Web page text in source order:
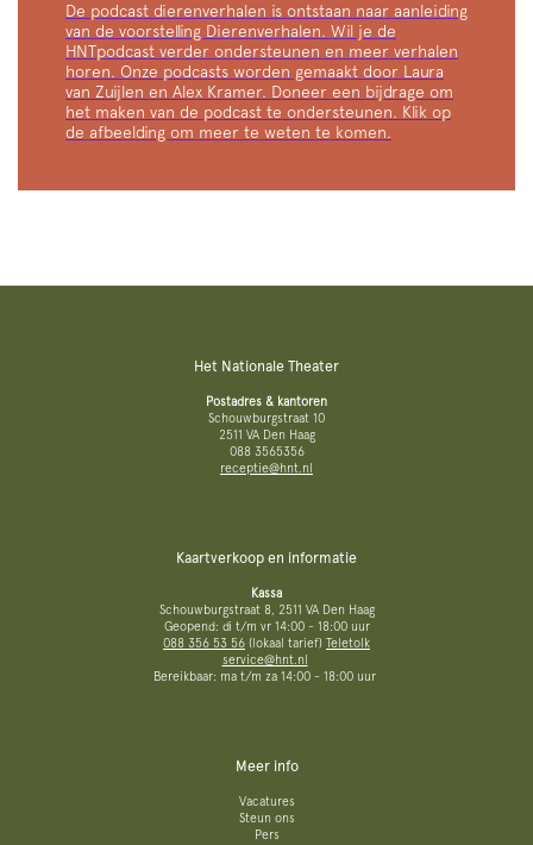
De podcast dierenverhalen is ontstaan naar aanleiding
van de voorstelling Dierenverhalen. Wil je de
HNTpodcast verder ondersteunen en meer verhalen
horen. Onze podcasts worden gemaakt door Laura
van Zuijlen en Alex Kramer. Doneer een bijdrage om
het maken van de podcast te ondersteunen. Klik op
de afbeelding om meer te weten te komen.
Het Nationale Theater
Postadres & kantoren
Schouwburgstraat 10
2511 VA Den Haag
088 3565356
receptie@hnt.nl
Kaartverkoop en informatie
Kassa
Schouwburgstraat 8, 2511 VA Den Haag
Geopend: di t/m vr 14:00 - 18:00 uur
088 356 53 56 (lokaal tarief) Teletolk
service@hnt.nl
Bereikbaar: ma t/m za 14:00 - 18:00 uur
Meer info
Vacatures
Steun ons
Pers